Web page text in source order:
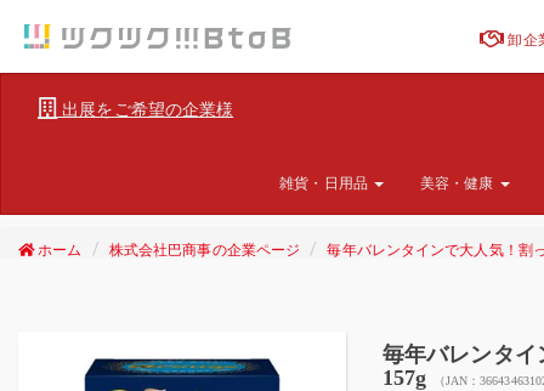
卸企
出展をご希望の企業様
雑貨・日用品 美容・健康
ホーム 株式会社巴商事の企業ページ 毎年バレンタインで大人気！
毎年バレンタ
157g
（JAN：